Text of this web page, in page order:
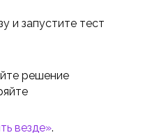
и запустите тест
решение
везде».